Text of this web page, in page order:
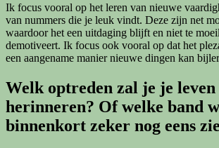
Ik focus vooral op het leren van nieuwe
van nummers die je leuk vindt. Deze zijn net
waardoor het een uitdaging blijft en niet te
demotiveert. Ik focus ook vooral op dat het
een aangename manier nieuwe dingen kan
Welk optreden zal je je leven
herinneren? Of welke band
binnenkort zeker nog eens